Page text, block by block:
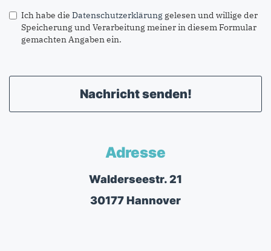
Ich habe die Datenschutzerklärung gelesen und willige der
Speicherung und Verarbeitung meiner in diesem Formular
gemachten Angaben ein.
Nachricht senden!
Adresse
Walderseestr. 21
30177 Hannover